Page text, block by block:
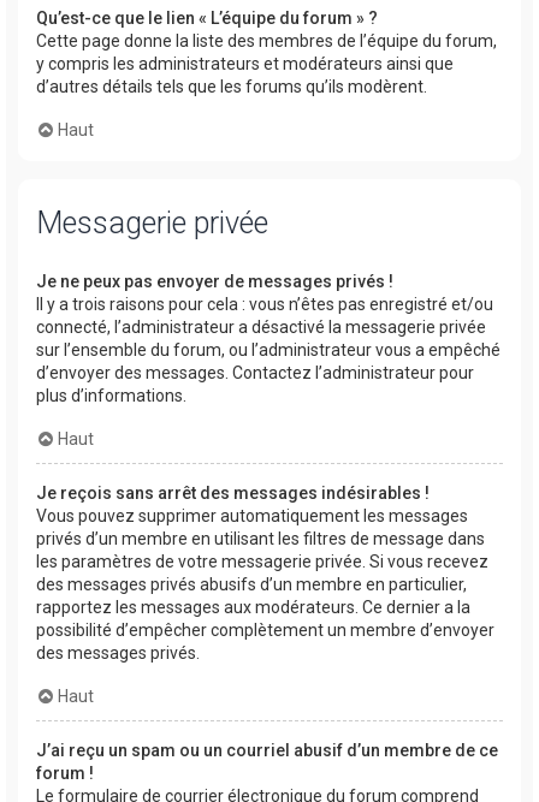
Qu’est-ce que le lien « L’équipe du forum » ?
Cette page donne la liste des membres de l’équipe du forum,
y compris les administrateurs et modérateurs ainsi que
d’autres détails tels que les forums qu’ils modèrent.
Haut
Messagerie privée
Je ne peux pas envoyer de messages privés !
Il y a trois raisons pour cela : vous n’êtes pas enregistré et/ou
connecté, l’administrateur a désactivé la messagerie privée
sur l’ensemble du forum, ou l’administrateur vous a empêché
d’envoyer des messages. Contactez l’administrateur pour
plus d’informations.
Haut
Je reçois sans arrêt des messages indésirables !
Vous pouvez supprimer automatiquement les messages
privés d’un membre en utilisant les filtres de message dans
les paramètres de votre messagerie privée. Si vous recevez
des messages privés abusifs d’un membre en particulier,
rapportez les messages aux modérateurs. Ce dernier a la
possibilité d’empêcher complètement un membre d’envoyer
des messages privés.
Haut
J’ai reçu un spam ou un courriel abusif d’un membre de ce
forum !
Le formulaire de courrier électronique du forum comprend